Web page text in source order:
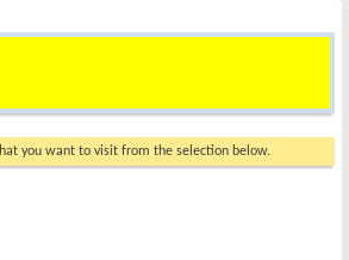
you want to visit from the selection below.